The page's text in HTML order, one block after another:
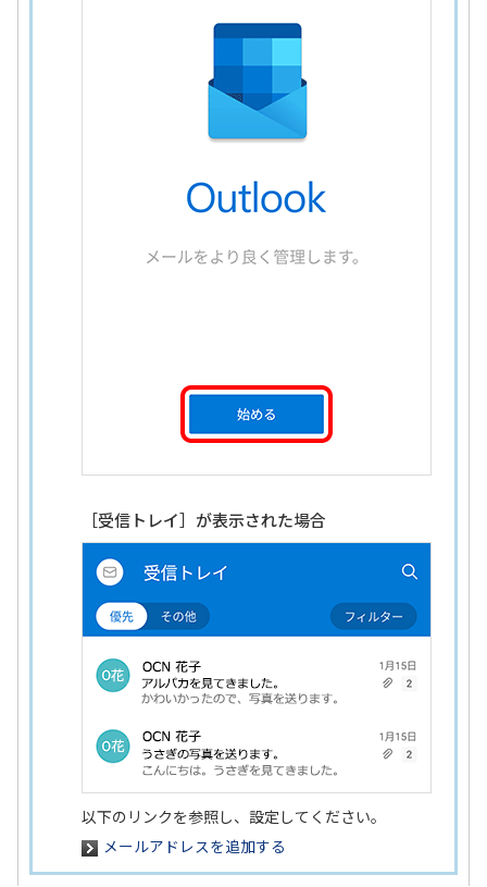
［受信トレイ］が表示された場合
以下のリンクを参照し、設定してください。
メールアドレスを追加する